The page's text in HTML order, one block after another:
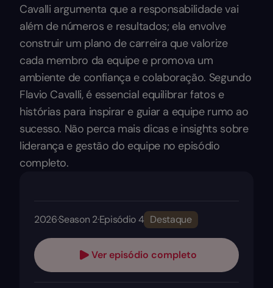
Cavalli argumenta que a responsabilidade vai
além de números e resultados; ela envolve
construir um plano de carreira que valorize
cada membro da equipe e promova um
ambiente de confiança e colaboração. Segundo
Flavio Cavalli, é essencial equilibrar fatos e
histórias para inspirar e guiar a equipe rumo ao
sucesso. Não perca mais dicas e insights sobre
liderança e gestão do equipe no episódio
completo.
2026·Season 2·Episódio 4 Destaque
Ver episódio completo